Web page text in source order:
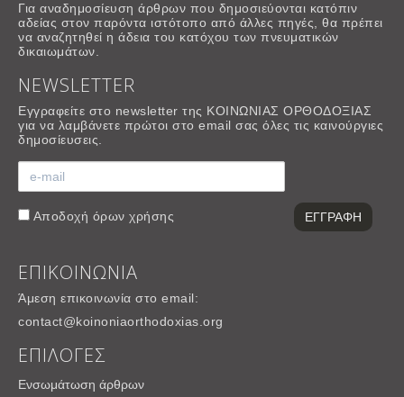
Για αναδημοσίευση άρθρων που δημοσιεύονται κατόπιν
αδείας στον παρόντα ιστότοπο από άλλες πηγές, θα πρέπει
να αναζητηθεί η άδεια του κατόχου των πνευματικών
δικαιωμάτων.
NEWSLETTER
Εγγραφείτε στο newsletter της ΚΟΙΝΩΝΙΑΣ ΟΡΘΟΔΟΞΙΑΣ
για να λαμβάνετε πρώτοι στο email σας όλες τις καινούργιες
δημοσίευσεις.
Αποδοχή όρων χρήσης
ΕΠΙΚΟΙΝΩΝΙΑ
Άμεση επικοινωνία στο email:
contact@koinoniaorthodoxias.org
ΕΠΙΛΟΓΕΣ
Ενσωμάτωση άρθρων